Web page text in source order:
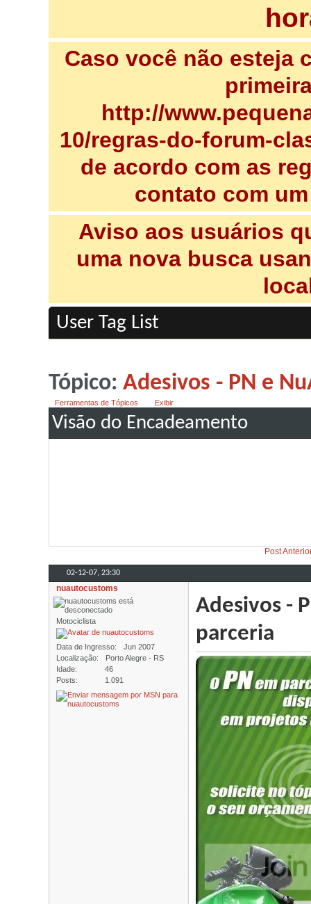
Caso você não esteja
http://
10/regras-do-forum-
de acordo com as
contato com
Aviso aos usuários
uma nova busca
User Tag List
Tópico: Adesivos - PN e
Ferramentas de Tópicos Exibir
Visão do Encadeamento
Post
02-12-07, 23:30
nuautocustoms
Motociclista
Data de Ingresso
Jun 2007
Localização
Porto Alegre - RS
Idade
46
Posts
1.091
Adesivos -
parceria